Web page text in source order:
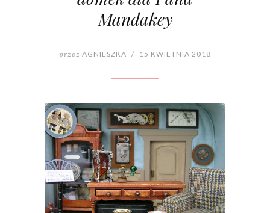
Mandakey
przez AGNIESZKA / 15 KWIETNIA 2018